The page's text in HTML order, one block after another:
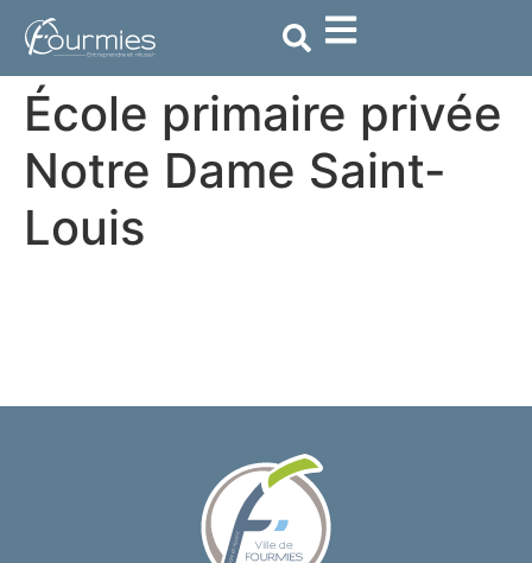
principal
École primaire privée
Notre Dame Saint-
Louis